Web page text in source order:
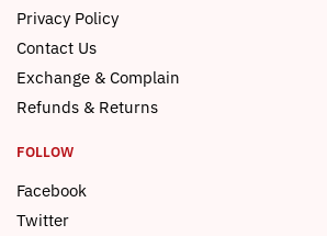
Privacy Policy
Contact Us
Exchange & Complain
Refunds & Returns
FOLLOW
Facebook
Twitter